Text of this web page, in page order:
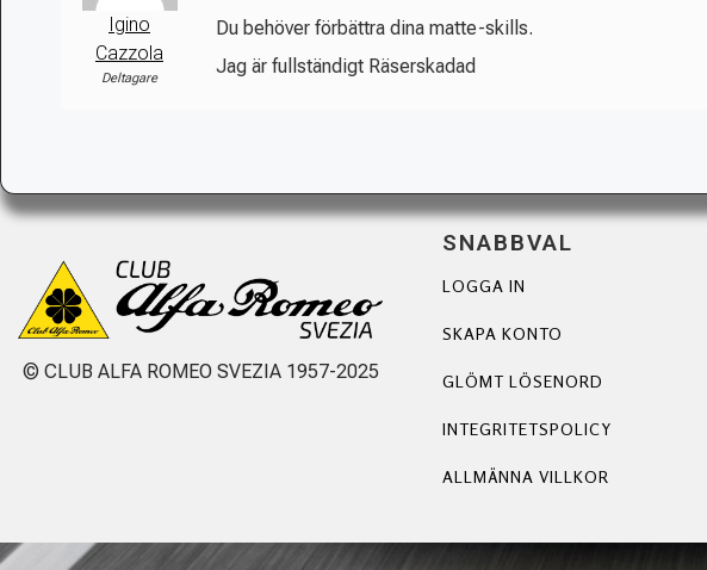
Igino
Cazzola
Deltagare
Du behöver förbättra dina matte-skills.
Jag är fullständigt Räserskadad
© CLUB ALFA ROMEO SVEZIA 1957-2025
SNABBVAL
LOGGA IN
SKAPA KONTO
GLÖMT LÖSENORD
INTEGRITETSPOLICY
ALLMÄNNA VILLKOR